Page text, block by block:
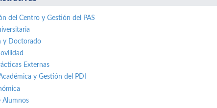
del Centro y Gestión del PAS
y Doctorado
Externas
y Gestión del PDI
Alumnos